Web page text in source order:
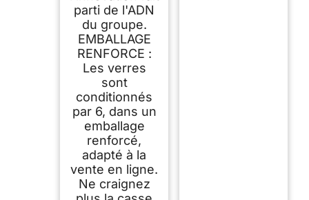
parti de l'ADN
du groupe.
EMBALLAGE
RENFORCE :
Les verres
sont
conditionnés
par 6, dans un
emballage
renforcé,
adapté à la
vente en ligne.
Ne craignez